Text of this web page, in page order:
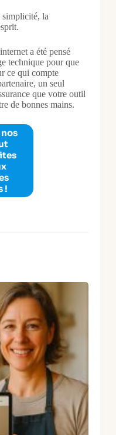
la
a été pensé
technique pour que
ce qui compte
un seul
que votre outil
de bonnes mains.
!